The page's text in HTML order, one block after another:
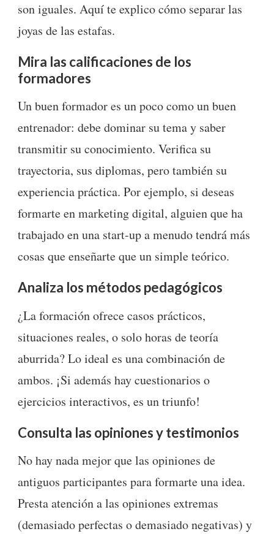
son iguales. Aquí te explico cómo separar las
joyas de las estafas.
Mira las calificaciones de los
formadores
Un buen formador es un poco como un buen
entrenador: debe dominar su tema y saber
transmitir su conocimiento. Verifica su
trayectoria, sus diplomas, pero también su
experiencia práctica. Por ejemplo, si deseas
formarte en marketing digital, alguien que ha
trabajado en una start-up a menudo tendrá más
cosas que enseñarte que un simple teórico.
Analiza los métodos pedagógicos
¿La formación ofrece casos prácticos,
situaciones reales, o solo horas de teoría
aburrida? Lo ideal es una combinación de
ambos. ¡Si además hay cuestionarios o
ejercicios interactivos, es un triunfo!
Consulta las opiniones y testimonios
No hay nada mejor que las opiniones de
antiguos participantes para formarte una idea.
Presta atención a las opiniones extremas
(demasiado perfectas o demasiado negativas) y